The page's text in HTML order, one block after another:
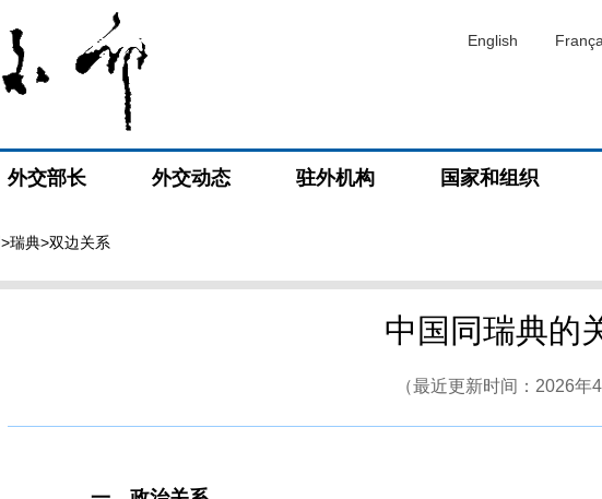
English
外交部长 外交动态 驻外机构 国家和组织
>瑞典>双边关系
中国同瑞典的
（最近更新时间：2026年4